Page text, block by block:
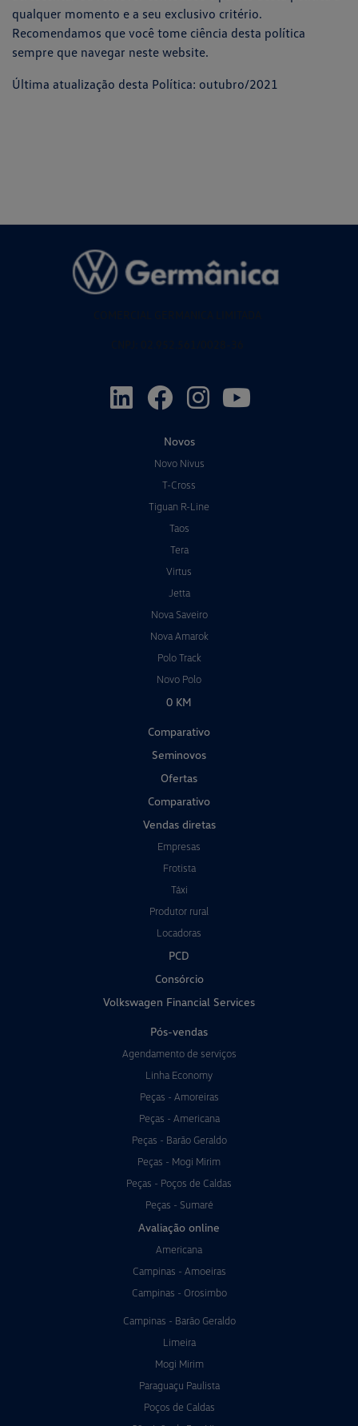
qualquer momento e a seu exclusivo critério.
Recomendamos que você tome ciência desta política
sempre que navegar neste website.
Última atualização desta Política: outubro/2021
Novos
Novo Nivus
T-Cross
Tiguan R-Line
Taos
Tera
Virtus
Jetta
Nova Saveiro
Nova Amarok
Polo Track
Novo Polo
0 KM
Comparativo
Seminovos
Ofertas
Comparativo
Vendas diretas
Empresas
Frotista
Táxi
Produtor rural
Locadoras
PCD
Consórcio
Volkswagen Financial Services
Pós-vendas
Agendamento de serviços
Linha Economy
Peças - Amoreiras
Peças - Americana
Peças - Barão Geraldo
Peças - Mogi Mirim
Peças - Poços de Caldas
Peças - Sumaré
Avaliação online
Americana
Campinas - Amoeiras
Campinas - Orosimbo
Campinas - Barão Geraldo
Limeira
Mogi Mirim
Paraguaçu Paulista
Poços de Caldas